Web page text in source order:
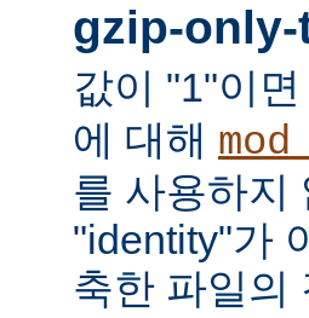
gzip-
값이 "1"이면
에 대해
를 사용하지
"identity"가
축한 파일의